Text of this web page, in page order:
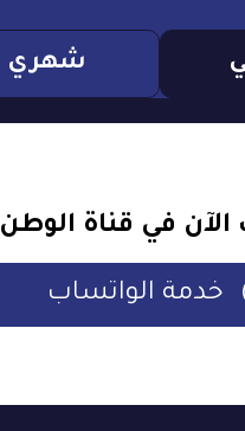
شهري
في قناة الوطن
خدمة الواتساب